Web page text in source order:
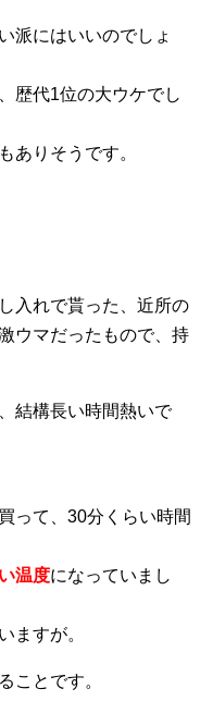
派にはいいのでしょ
歴代1位の大ウケでし
ありそうです。
入れで貰った、近所の
ウマだったもので、持
結構長い時間熱いで
って、30分くらい時間
温度になっていまし
ますが。
ことです。